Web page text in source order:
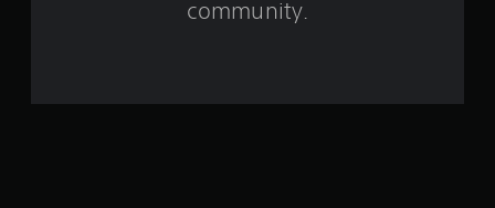
community.